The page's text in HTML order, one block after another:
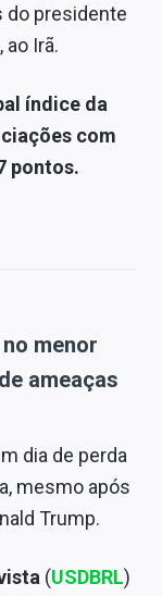
do presidente
ao Irã.
índice da
com
pontos.
menor
ameaças
dia de perda
mesmo após
Trump.
(USDBRL)